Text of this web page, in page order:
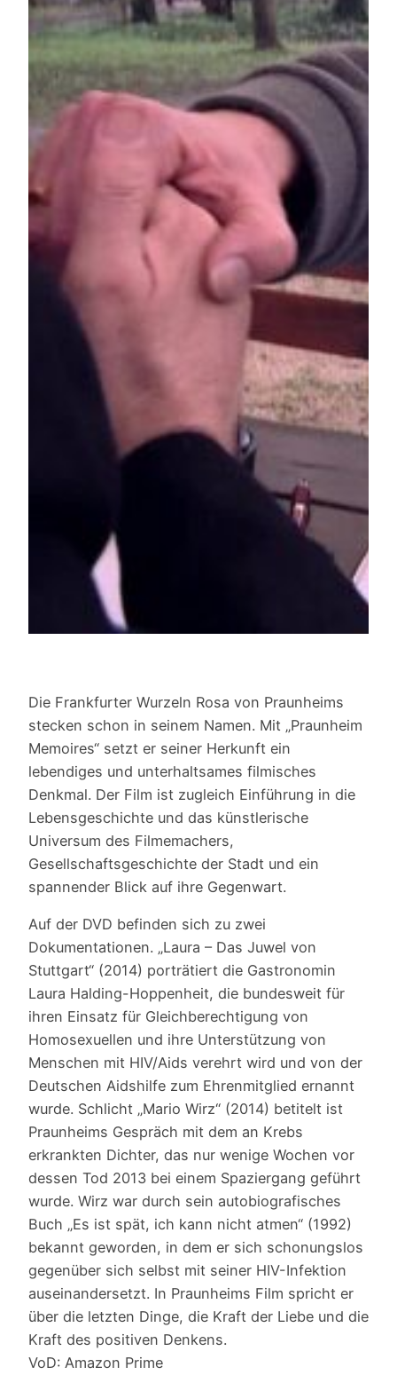
Die Frankfurter Wurzeln Rosa von Praunheims
stecken schon in seinem Namen. Mit „Praunheim
Memoires“ setzt er seiner Herkunft ein
lebendiges und unterhaltsames filmisches
Denkmal. Der Film ist zugleich Einführung in die
Lebensgeschichte und das künstlerische
Universum des Filmemachers,
Gesellschaftsgeschichte der Stadt und ein
spannender Blick auf ihre Gegenwart.
Auf der DVD befinden sich zu zwei
Dokumentationen. „Laura – Das Juwel von
Stuttgart“ (2014) porträtiert die Gastronomin
Laura Halding-Hoppenheit, die bundesweit für
ihren Einsatz für Gleichberechtigung von
Homosexuellen und ihre Unterstützung von
Menschen mit HIV/Aids verehrt wird und von der
Deutschen Aidshilfe zum Ehrenmitglied ernannt
wurde. Schlicht „Mario Wirz“ (2014) betitelt ist
Praunheims Gespräch mit dem an Krebs
erkrankten Dichter, das nur wenige Wochen vor
dessen Tod 2013 bei einem Spaziergang geführt
wurde. Wirz war durch sein autobiografisches
Buch „Es ist spät, ich kann nicht atmen“ (1992)
bekannt geworden, in dem er sich schonungslos
gegenüber sich selbst mit seiner HIV-Infektion
auseinandersetzt. In Praunheims Film spricht er
über die letzten Dinge, die Kraft der Liebe und die
Kraft des positiven Denkens.
VoD: Amazon Prime